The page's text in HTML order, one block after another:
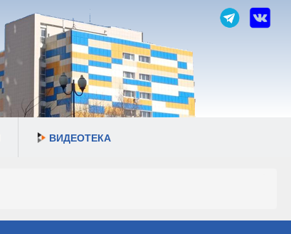
ВИДЕОТЕКА